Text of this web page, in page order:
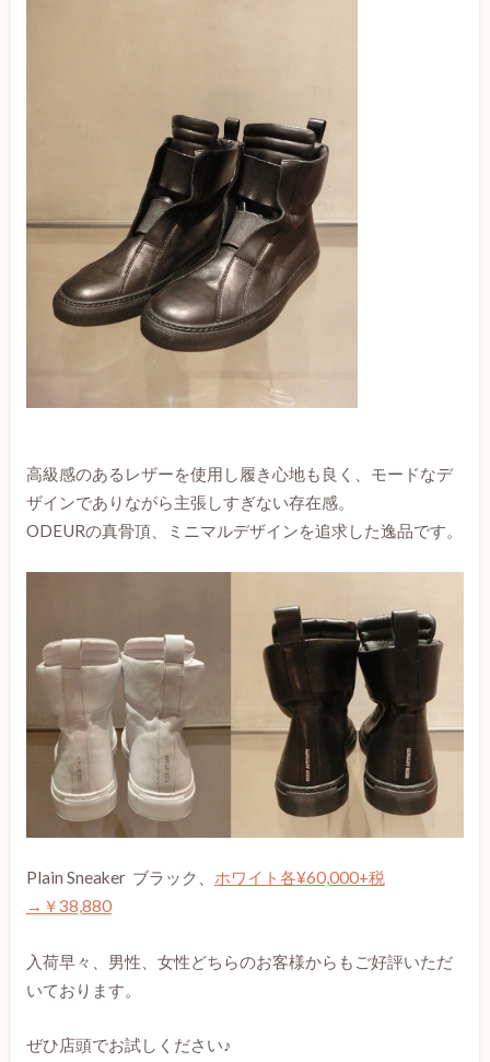
高級感のあるレザーを使用し履き心地も良く、モードなデ
ザインでありながら主張しすぎない存在感。
ODEURの真骨頂、ミニマルデザインを追求した逸品です。
Plain Sneaker ブラック、 ホワイト各¥60,000+税
→￥38,880
入荷早々、男性、女性どちらのお客様からもご好評いただ
いております。
ぜひ店頭でお試しください♪